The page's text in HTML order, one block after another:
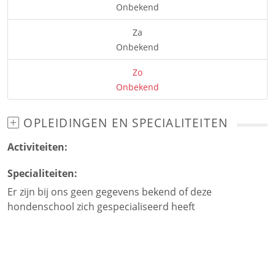
Onbekend
Za
Onbekend
Zo
Onbekend
OPLEIDINGEN EN SPECIALITEITEN
Activiteiten:
Specialiteiten:
Er zijn bij ons geen gegevens bekend of deze
hondenschool zich gespecialiseerd heeft